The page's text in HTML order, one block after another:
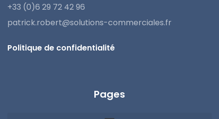
+33 (0)6 29 72 42 96
patrick.robert@solutions-commerciales.fr
Politique de confidentialité
Pages